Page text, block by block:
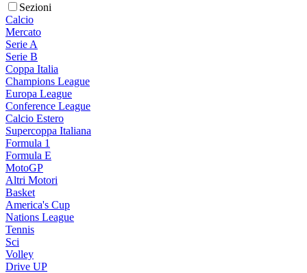
Sezioni
Calcio
Mercato
Serie A
Serie B
Coppa Italia
Champions League
Europa League
Conference League
Calcio Estero
Supercoppa Italiana
Formula 1
Formula E
MotoGP
Altri Motori
Basket
America's Cup
Nations League
Tennis
Sci
Volley
Drive UP